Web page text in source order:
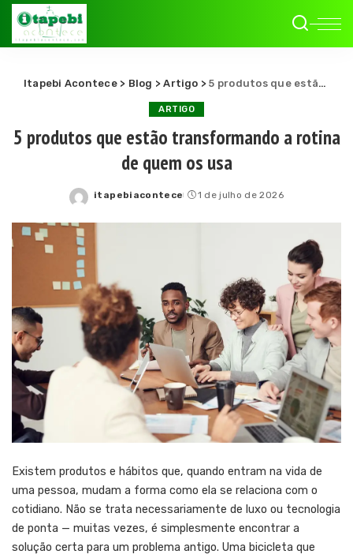
Itapebi Acontece> Blog >Artigo >5 produtos que estão transformando a rotina de quem os usa
ARTIGO
5 produtos que estão transformando a rotina
de quem os usa
Posted
itapebiacontece 1 de julho de 2026
Existem produtos e hábitos que, quando entram na vida de
uma pessoa, mudam a forma como ela se relaciona com o
cotidiano. Não se trata necessariamente de luxo ou tecnologia
de ponta — muitas vezes, é simplesmente encontrar a
solução certa para um problema antigo. Uma bicicleta que